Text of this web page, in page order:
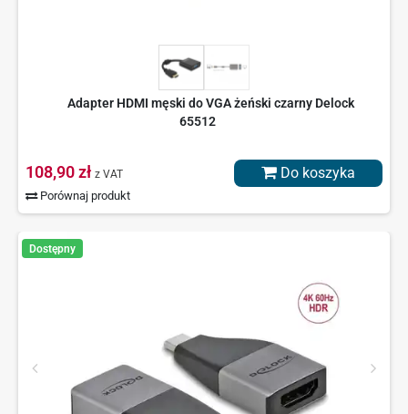
Adapter HDMI męski do VGA żeński czarny Delock
65512
108,90 zł z VAT
Porównaj produkt
Do koszyka
Dostępny